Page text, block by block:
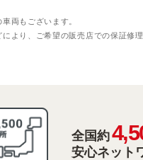
両もございます。
より、ご希望の販売店での保証修
全国約
安心ネット